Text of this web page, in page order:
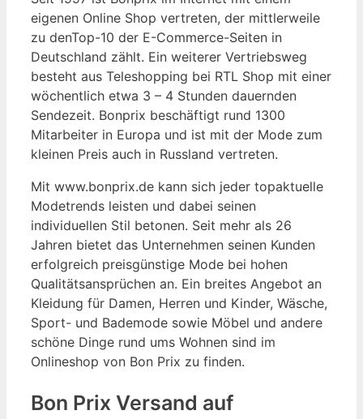
eigenen Online Shop vertreten, der mittlerweile
zu denTop-10 der E-Commerce-Seiten in
Deutschland zählt. Ein weiterer Vertriebsweg
besteht aus Teleshopping bei RTL Shop mit einer
wöchentlich etwa 3 – 4 Stunden dauernden
Sendezeit. Bonprix beschäftigt rund 1300
Mitarbeiter in Europa und ist mit der Mode zum
kleinen Preis auch in Russland vertreten.
Mit www.bonprix.de kann sich jeder topaktuelle
Modetrends leisten und dabei seinen
individuellen Stil betonen. Seit mehr als 26
Jahren bietet das Unternehmen seinen Kunden
erfolgreich preisgünstige Mode bei hohen
Qualitätsansprüchen an. Ein breites Angebot an
Kleidung für Damen, Herren und Kinder, Wäsche,
Sport- und Bademode sowie Möbel und andere
schöne Dinge rund ums Wohnen sind im
Onlineshop von Bon Prix zu finden.
Bon Prix Versand auf